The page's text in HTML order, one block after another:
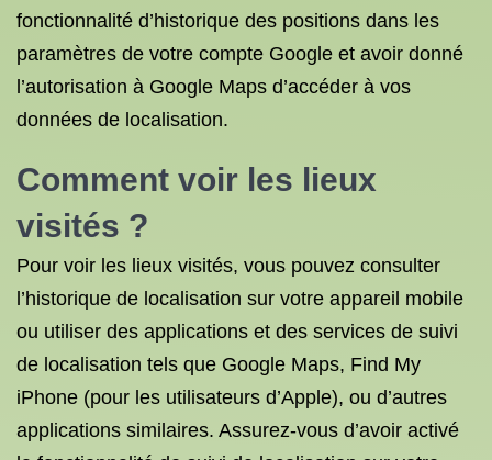
fonctionnalité d’historique des positions dans les
paramètres de votre compte Google et avoir donné
l’autorisation à Google Maps d’accéder à vos
données de localisation.
Comment voir les lieux
visités ?
Pour voir les lieux visités, vous pouvez consulter
l’historique de localisation sur votre appareil mobile
ou utiliser des applications et des services de suivi
de localisation tels que Google Maps, Find My
iPhone (pour les utilisateurs d’Apple), ou d’autres
applications similaires. Assurez-vous d’avoir activé